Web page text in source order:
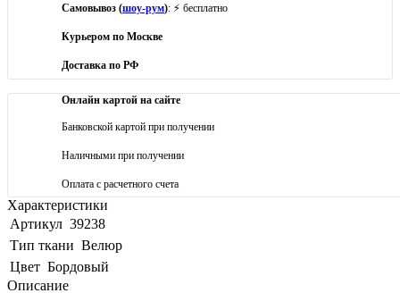
Самовывоз (шоу-рум): ⚡ бесплатно
Курьером по Москве
Доставка по РФ
Онлайн картой на сайте
Банковской картой при получении
Наличными при получении
Оплата с расчетного счета
Характеристики
Артикул 39238
Тип ткани Велюр
Цвет Бордовый
Описание